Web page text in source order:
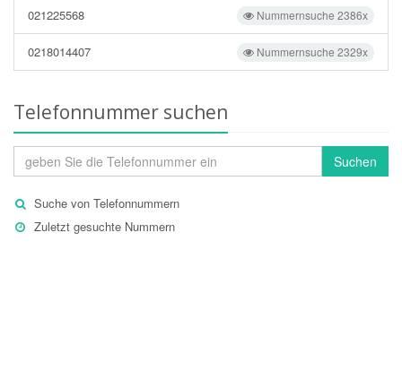
Nummernsuche 2386x
021225568
Nummernsuche 2329x
0218014407
Telefonnummer suchen
Suchen
Suche von Telefonnummern
Zuletzt gesuchte Nummern